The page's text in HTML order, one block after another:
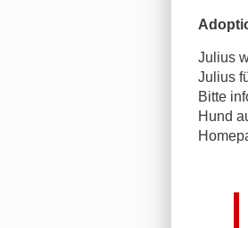
Julius
Julius
Bitte
Hund